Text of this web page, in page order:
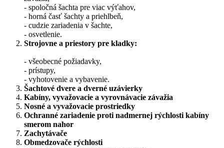
- spoločná šachta pre viac výťahov,
- horná časť šachty a priehlbeň,
- cudzie zariadenia v šachte,
- osvetlenie.
Strojovne a priestory pre kladky:
- všeobecné požiadavky,
- prístupy,
- vyhotovenie a vybavenie.
Šachtové dvere a dverné uzávierky
Kabíny, vyvažovacie a vyrovnávacie závažia
Nosné a vyvažovacie prostriedky
Ochranné zariadenie proti nadmernej rýchlosti kabíny
smerom nahor
Zachytávače
Obmedzovače rýchlosti